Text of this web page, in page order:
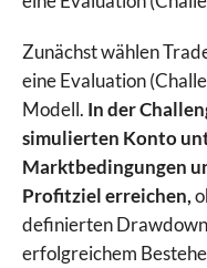
Zunächst wählen
eine Evaluation
Modell. In der
simulierten Konto
Marktbedingungen
Profitziel erreichen,
definierten
erfolgreichem